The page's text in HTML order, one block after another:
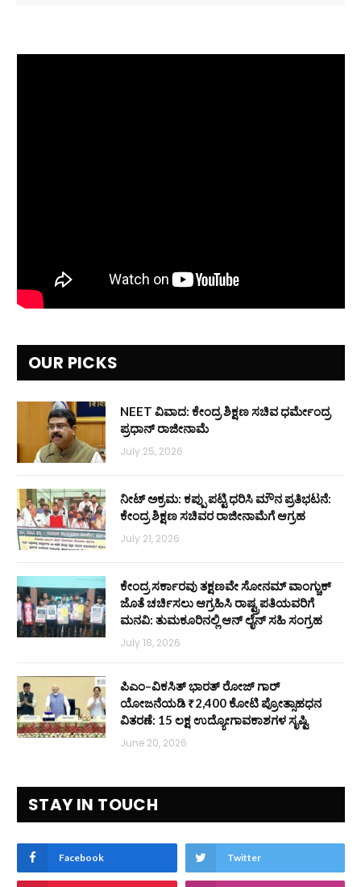
OUR PICKS
NEET ವಿವಾದ: ಕೇಂದ್ರ ಶಿಕ್ಷಣ ಸಚಿವ ಧರ್ಮೇಂದ್ರ
ಪ್ರಧಾನ್ ರಾಜೀನಾಮೆ
July 25, 2026
ನೀಟ್ ಅಕ್ರಮ: ಕಪ್ಪು ಪಟ್ಟಿ ಧರಿಸಿ ಮೌನ ಪ್ರತಿಭಟನೆ:
ಕೇಂದ್ರ ಶಿಕ್ಷಣ ಸಚಿವರ ರಾಜೀನಾಮೆಗೆ ಆಗ್ರಹ
July 21, 2026
ಕೇಂದ್ರ ಸರ್ಕಾರವು ತಕ್ಷಣವೇ ಸೋನಮ್ ವಾಂಗ್ಚುಕ್
ಜೊತೆ ಚರ್ಚಿಸಲು ಆಗ್ರಹಿಸಿ ರಾಷ್ಟ್ರಪತಿಯವರಿಗೆ
ಮನವಿ: ತುಮಕೂರಿನಲ್ಲಿ ಆನ್‌ ಲೈನ್ ಸಹಿ ಸಂಗ್ರಹ
July 18, 2026
ಪಿಎಂ–ವಿಕಸಿತ್ ಭಾರತ್ ರೋಜ್‌ ಗಾರ್
ಯೋಜನೆಯಡಿ ₹2,400 ಕೋಟಿ ಪ್ರೋತ್ಸಾಹಧನ
ವಿತರಣೆ: 15 ಲಕ್ಷ ಉದ್ಯೋಗಾವಕಾಶಗಳ ಸೃಷ್ಟಿ
June 20, 2026
STAY IN TOUCH
Facebook Twitter